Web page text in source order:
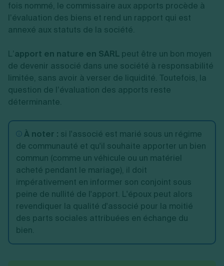
fois nommé, le commissaire aux apports procède à
l’évaluation des biens et rend un rapport qui est
annexé aux statuts de la société.
L’apport en nature en SARL peut être un bon moyen
de devenir associé dans une société à responsabilité
limitée, sans avoir à verser de liquidité. Toutefois, la
question de l’évaluation des apports reste
déterminante.
À noter : si l'associé est marié sous un régime
de communauté et qu'il souhaite apporter un bien
commun (comme un véhicule ou un matériel
acheté pendant le mariage), il doit
impérativement en informer son conjoint sous
peine de nullité de l'apport. L'époux peut alors
revendiquer la qualité d'associé pour la moitié
des parts sociales attribuées en échange du
bien.